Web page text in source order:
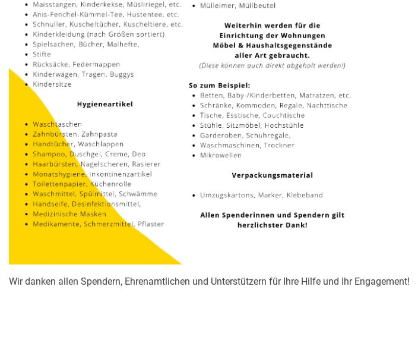
Wir danken allen Spendern, Ehrenamtlichen und Unterstützern für Ihre Hilfe und Ihr Engagement!